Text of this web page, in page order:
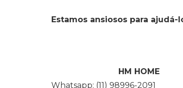
Estamos ansiosos para
HM HOME
Whatsapp: (11) 98996-2091